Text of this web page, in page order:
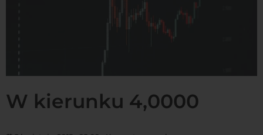
W kierunku 4,0000